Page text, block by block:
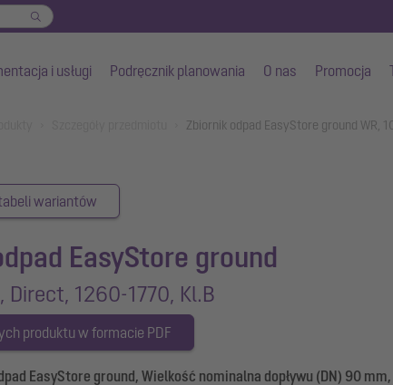
i usługi Podręcznik planowania O nas Promocja
Zbiornik odpad EasyStore ground WR,
wariantów
EasyStore ground
Direct, 1260-1770, Kl.B
produktu w formacie PDF
EasyStore ground, Wielkość nominalna dopływu (DN) 90